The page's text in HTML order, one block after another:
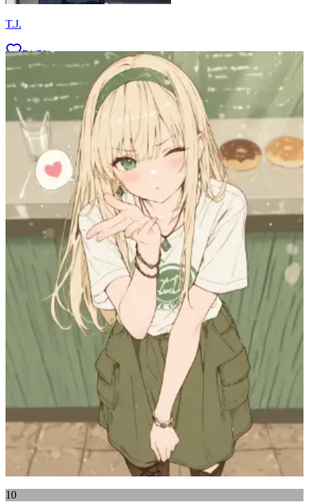
T.J.
74(59)
10